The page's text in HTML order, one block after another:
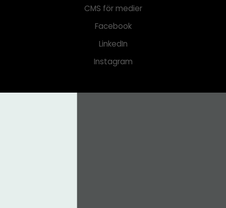
CMS för medier
Facebook
LinkedIn
Instagram